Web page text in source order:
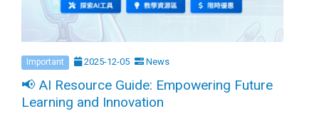
Important 2025-12-05 News
📢 AI Resource Guide: Empowering Future
Learning and Innovation